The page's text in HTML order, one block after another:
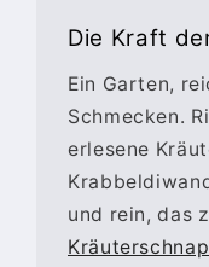
Die Kraft
Ein Garten,
Schmecken.
erlesene
und rein, das